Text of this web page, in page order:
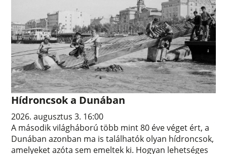
Hídroncsok a Dunában
2026. augusztus 3. 16:00
A második világháború több mint 80 éve véget ért, a
Dunában azonban ma is találhatók olyan hídroncsok,
amelyeket azóta sem emeltek ki. Hogyan lehetséges